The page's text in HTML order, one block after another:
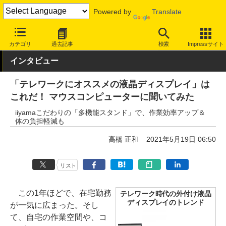
Powered by Translate
カテゴリ 過去記事 検索 Impressサイト
INTERNET Watch ハードウェア
インタビュー
「テレワークにオススメの液晶ディスプレイ」は
これだ！ マウスコンピューターに聞いてみた
iiyamaこだわりの「多機能スタンド」で、作業効率アップ＆
体の負担軽減も
高橋 正和 2021年5月19日 06:50
リスト
テレワーク時代の外付け液晶
ディスプレイのトレンド
この1年ほどで、在宅勤務
が一気に広まった。そし
て、自宅の作業空間や、コ